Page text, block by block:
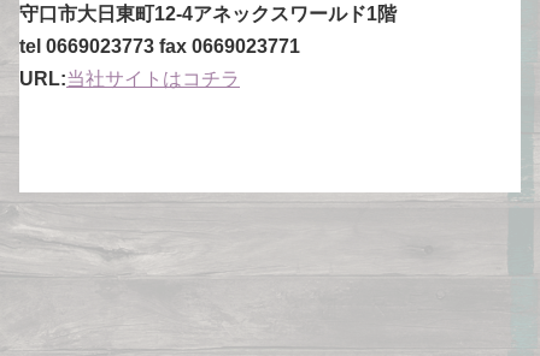
守口市大日東町12-4アネックスワールド1階
tel 0669023773 fax 0669023771
URL:当社サイトはコチラ